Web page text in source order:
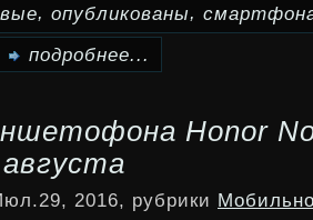
, опубликованы,
подробнее...
Honor
2016, рубрики